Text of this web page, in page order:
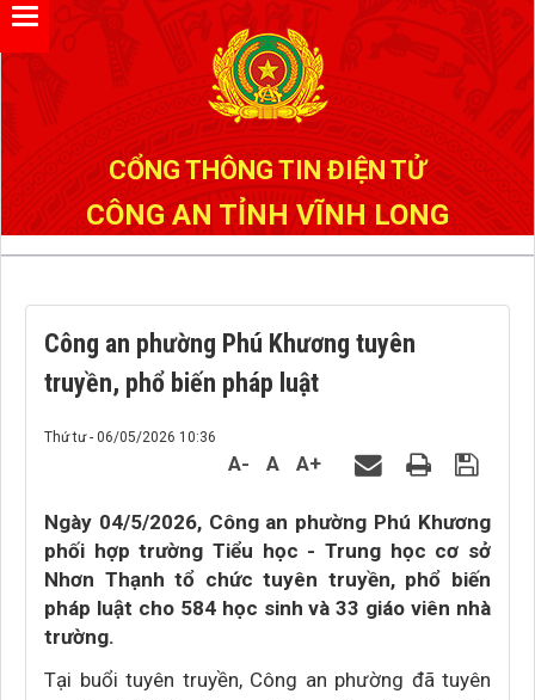
CỔNG THÔNG TIN ĐIỆN TỬ
CÔNG AN TỈNH VĨNH LONG
Công an phường Phú Khương tuyên
truyền, phổ biến pháp luật
Thứ tư - 06/05/2026 10:36
A- A A+
Ngày 04/5/2026, Công an phường Phú Khương
phối hợp trường Tiểu học - Trung học cơ sở
Nhơn Thạnh tổ chức tuyên truyền, phổ biến
pháp luật cho 584 học sinh và 33 giáo viên nhà
trường.
Tại buổi tuyên truyền, Công an phường đã tuyên